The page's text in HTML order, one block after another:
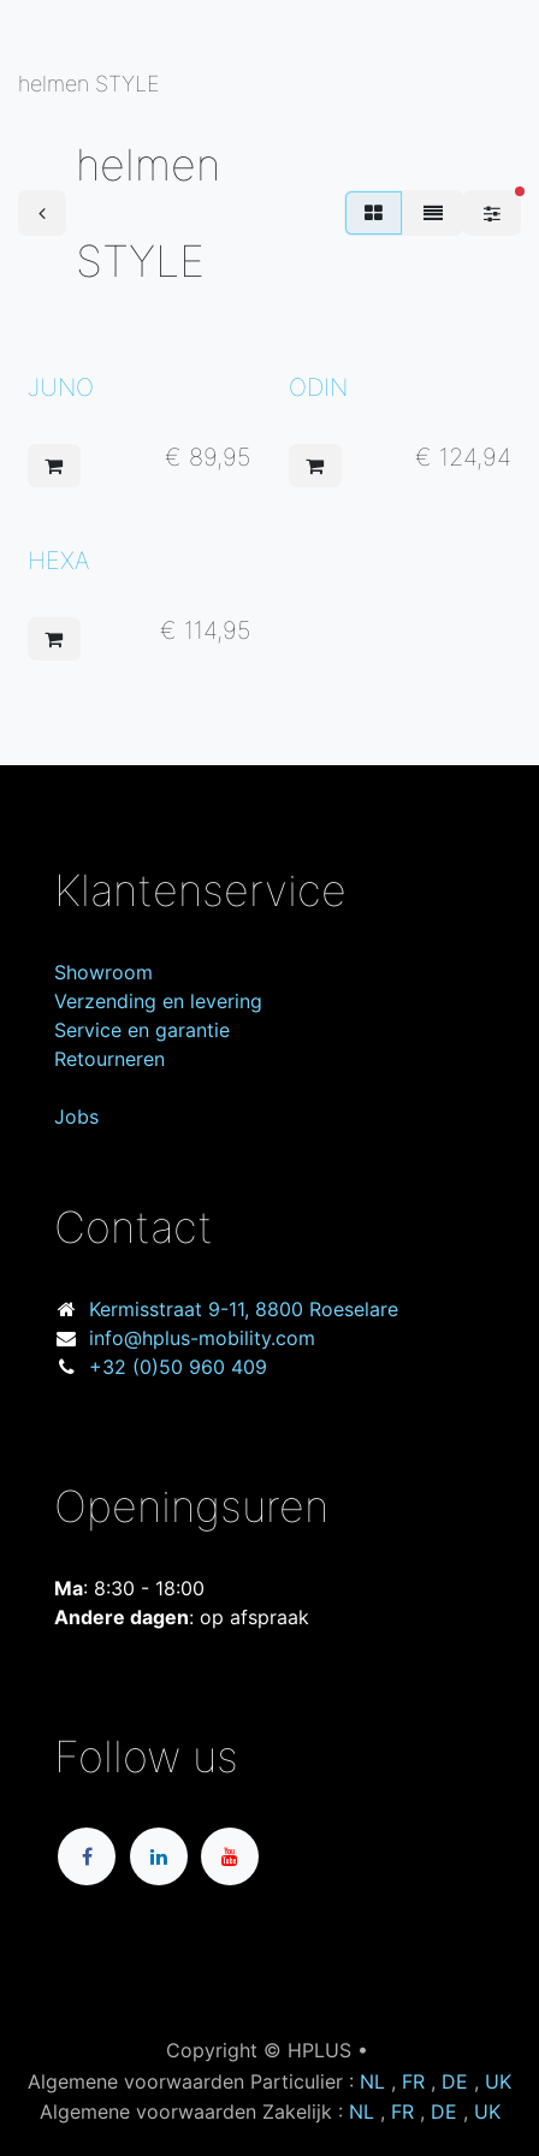
helmen STYLE
helmen
STYLE
JUNO
€ 89,95
ODIN
€ 124,94
HEXA
€ 114,95
Klantenservice
Showroom
Verzending en levering
Service en garantie
Retourneren
Jobs
Contact
Kermisstraat 9-11, 8800 Roeselare
info@hplus-mobility.com
+32 (0)50 960 409
Openingsuren
Ma: 8:30 - 18:00
Andere dagen: op afspraak
Follow us
Copyright © HPLUS •
Algemene voorwaarden Particulier : NL , FR , DE , UK
Algemene voorwaarden Zakelijk : NL, FR, DE , UK